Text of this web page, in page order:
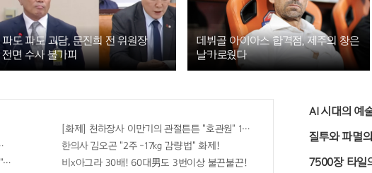
파도 파도 괴담, 문진희 전 위원장
전면 수사 불가피
데뷔골 아이아스 합격점, 제주의 창은
날카로웠다
! "뒷면 비추면 번호 보인다!?"
신가전" 선착순 100% 무료 경품지원!!
[화제] 천하장사 이만기의 관절튼튼 "호관원" 100%당첨 혜택 난리나!!
한의사 김오곤 "2주 -17kg 감량법" 화제!
비x아그라 30배! 60대男도 3번이상 불끈불끈!
AI 시대의 예
질투와 파멸
7500장 타일